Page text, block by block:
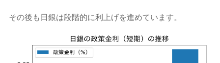
その後も日銀は段階的に利上げを進めています。